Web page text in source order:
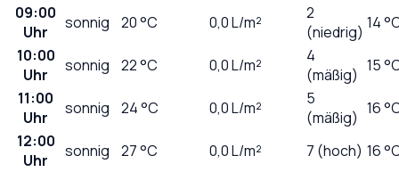
09:00
Uhr
sonnig 20°C 0,0L/m²
2
(niedrig) 14
10:00
Uhr
sonnig 22°C 0,0L/m²
4
(mäßig) 15
11:00
Uhr
sonnig 24°C 0,0L/m²
5
(mäßig) 16
12:00
Uhr
sonnig 27°C 0,0L/m² 7 (hoch) 16